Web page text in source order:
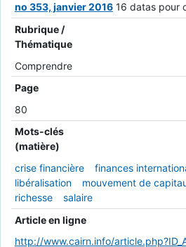
no 353, janvier 2016 16 datas pour
Rubrique /
Thématique
Comprendre
Page
80
Mots-clés
(matière)
crise financière
finances
libéralisation
mouvement de
richesse
salaire
Article en ligne
http://www.cairn.info/